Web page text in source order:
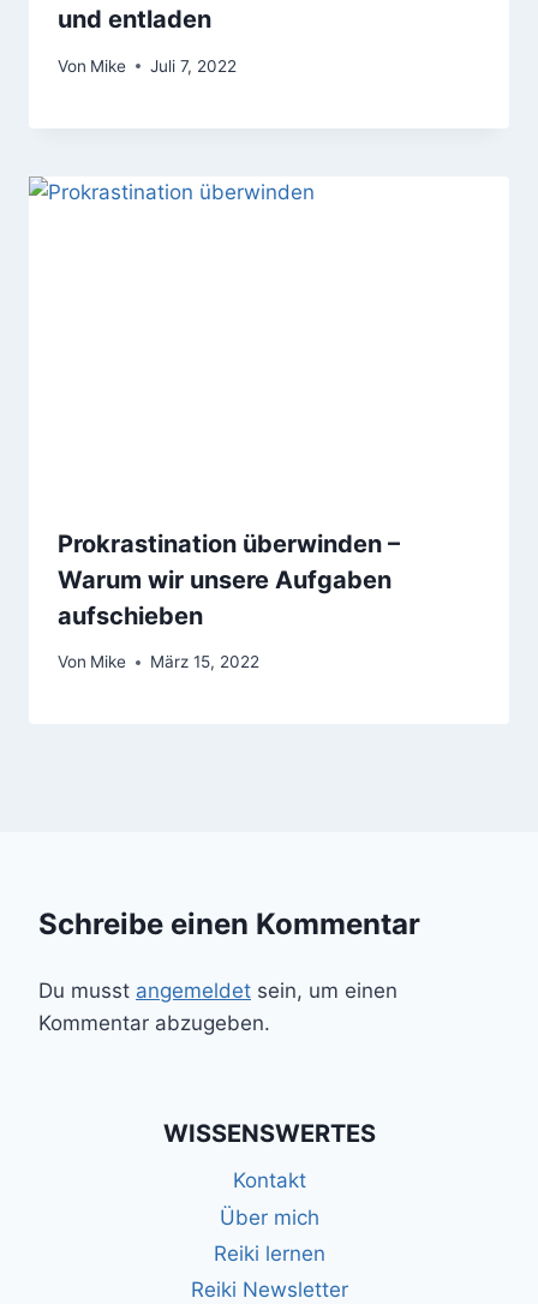
und entladen
Von Mike Juli 7, 2022
Prokrastination überwinden –
Warum wir unsere Aufgaben
aufschieben
Von Mike März 15, 2022
Schreibe einen Kommentar
Du musst angemeldet sein, um einen
Kommentar abzugeben.
WISSENSWERTES
Kontakt
Über mich
Reiki lernen
Reiki Newsletter